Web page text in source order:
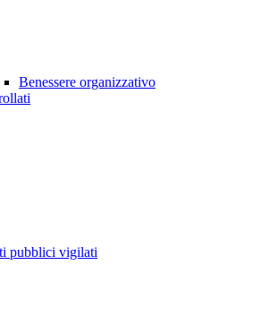
Benessere organizzativo
pubblici vigilati